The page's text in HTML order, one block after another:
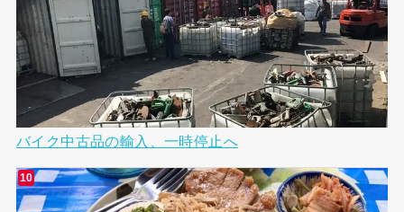
バイク中古品の輸入、一時停止へ